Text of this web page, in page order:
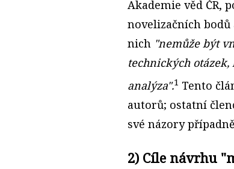
Akademie věd ČR,
novelizačních
nich "nemůže být
technických
analýza".1 Tento
autorů; ostatní
své názory
2) Cíle návrhu